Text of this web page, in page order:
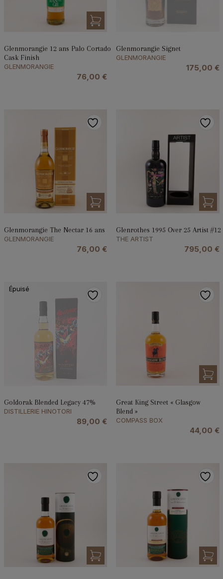
Glenmorangie 12 ans Palo Cortado
Cask Finish
GLENMORANGIE
76,00 €
Glenmorangie Signet
GLENMORANGIE
175,00 €
Glenmorangie The Nectar 16 ans
GLENMORANGIE
76,00 €
Glenrothes 1995 Over 25 Artist #12
THE ARTIST
795,00 €
Épuisé
Goldorak Blended Legacy 47%
DISTILLERIE HINOTORI
89,00 €
Great King Street « Glasgow
Blend »
COMPASS BOX
44,00 €